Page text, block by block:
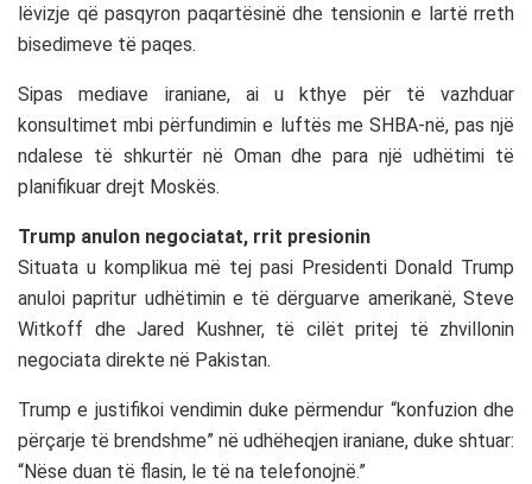
lëvizje që pasqyron paqartësinë dhe tensionin e lartë rreth
bisedimeve të paqes.
Sipas mediave iraniane, ai u kthye për të vazhduar
konsultimet mbi përfundimin e luftës me SHBA-në, pas një
ndalese të shkurtër në Oman dhe para një udhëtimi të
planifikuar drejt Moskës.
Trump anulon negociatat, rrit presionin
Situata u komplikua më tej pasi Presidenti Donald Trump
anuloi papritur udhëtimin e të dërguarve amerikanë, Steve
Witkoff dhe Jared Kushner, të cilët pritej të zhvillonin
negociata direkte në Pakistan.
Trump e justifikoi vendimin duke përmendur “konfuzion dhe
përçarje të brendshme” në udhëheqjen iraniane, duke shtuar:
“Nëse duan të flasin, le të na telefonojnë.”